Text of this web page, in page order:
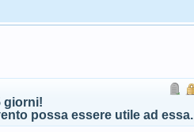
giorni!
possa essere utile ad essa.